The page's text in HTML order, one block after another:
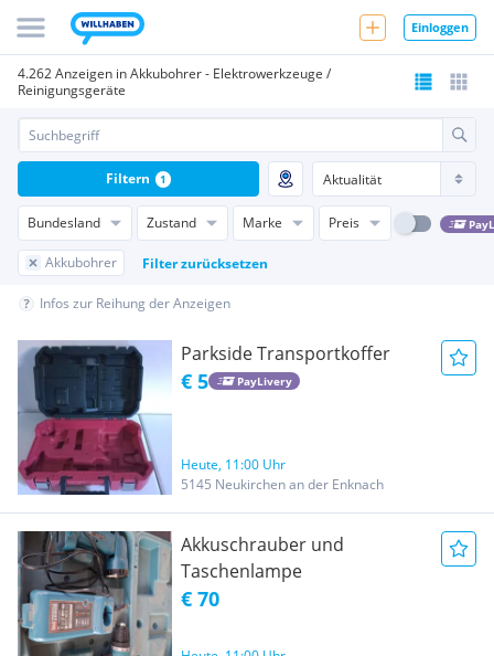
Einloggen
4.262 Anzeigen in Akkubohrer - Elektrowerkzeuge /
Reinigungsgeräte
Bundesland Zustand Marke Preis
Akkubohrer Filter zurücksetzen
Filtern 1
Infos zur Reihung der Anzeigen
Parkside Transportkoffer
€ 5 PayLivery
Heute, 11:00 Uhr
5145 Neukirchen an der Enknach
Akkuschrauber und
Taschenlampe
€ 70